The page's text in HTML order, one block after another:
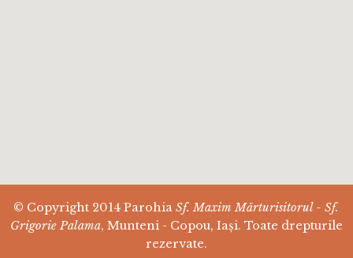
© Copyright 2014 ParohiaSf. Maxim Mărturisitorul - Sf.
Grigorie Palama, Munteni - Copou, Iași. Toate drepturile
rezervate.